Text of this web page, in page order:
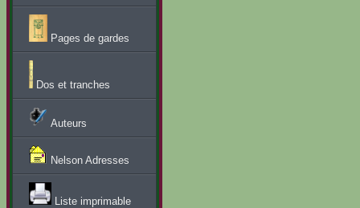
Pages de gardes
Dos et tranches
Auteurs
Nelson Adresses
Liste imprimable